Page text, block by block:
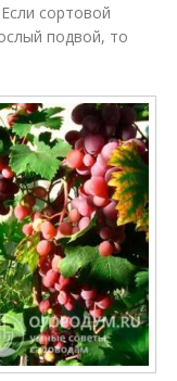
сортовой
подвой, то